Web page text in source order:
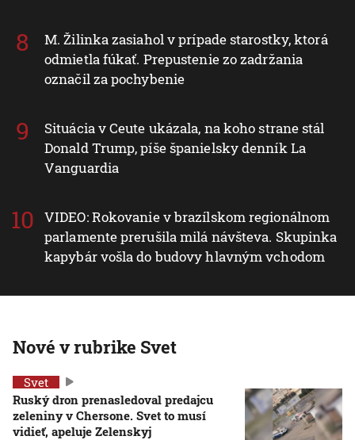
M. Žilinka zasiahol v prípade starostky, ktorá
odmietla fúkať. Prepustenie zo zadržania
označil za pochybenie
Situácia v Ceute ukázala, na koho strane stál
Donald Trump, píše španielsky denník La
Vanguardia
VIDEO: Rokovanie v brazílskom regionálnom
parlamente prerušila milá návšteva. Skupinka
kapybár vošla do budovy hlavným vchodom
Nové v rubrike Svet
Svet
Ruský dron prenasledoval predajcu
zeleniny v Chersone. Svet to musí
vidieť, apeluje Zelenskyj